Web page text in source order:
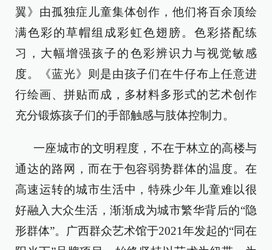
翼》由孤独症儿童集体创作，他们将百余顶绘
满色彩的草帽组成彩虹色翅膀。色彩搭配练
习，大幅增强孩子的色彩辨识力与视觉敏感
度。《蓝光》则是由孩子们在牛仔布上任意进
行绘画、拼贴而成，多材料多形式的艺术创作
充分锻炼孩子们的手部触感与肢体控制力。
一座城市的文明程度，不在于林立的高楼与
通达的路网，而在于包容弱势群体的温度。在
高速运转的城市生活中，特殊少年儿童难以很
好融入大众生活，渐渐成为城市繁华背后的“隐
形群体”。广西群众艺术馆于2021年发起的“同在